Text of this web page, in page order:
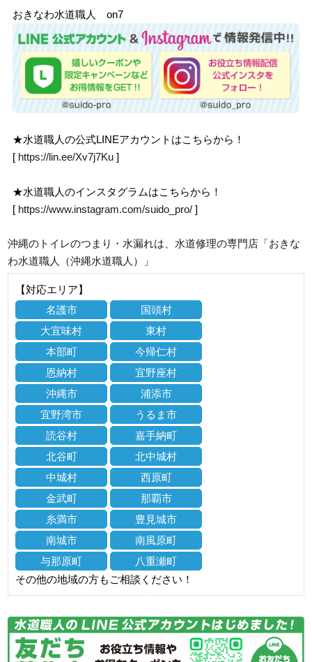
おきなわ水道職人 on7
★水道職人の公式LINEアカウントはこちらから！
[ https://lin.ee/Xv7j7Ku ]
★水道職人のインスタグラムはこちらから！
[ https://www.instagram.com/suido_pro/ ]
沖縄のトイレのつまり・水漏れは、水道修理の専門店「おきな
わ水道職人（沖縄水道職人）」
【対応エリア】
名護市
国頭村
大宜味村
東村
本部町
今帰仁村
恩納村
宜野座村
沖縄市
浦添市
宜野湾市
うるま市
読谷村
嘉手納町
北谷町
北中城村
中城村
西原町
金武町
那覇市
糸満市
豊見城市
南城市
南風原町
与那原町
八重瀬町
その他の地域の方もご相談ください！